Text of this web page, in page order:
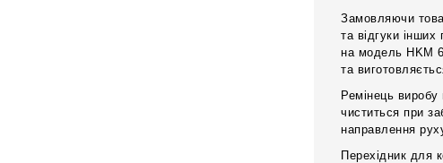
Замовляючи
та відгуки
на модель HKM
та
Ремінець
чиститься при
направлення
Перехідник для